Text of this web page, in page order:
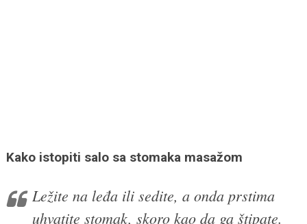
Kako istopiti salo sa stomaka masažom
Ležite na leđa ili sedite, a onda prstima
uhvatite stomak, skoro kao da ga štipate.